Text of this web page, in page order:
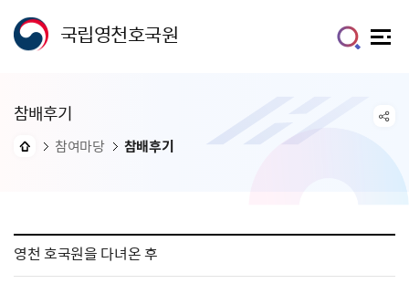
국립영천호국원
참배후기
참여마당 참배후기
영천 호국원을 다녀온 후